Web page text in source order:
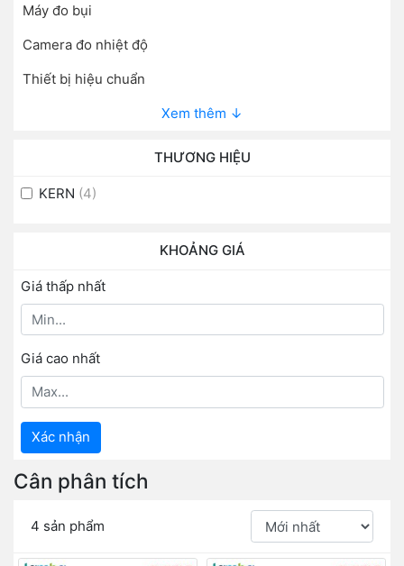
Máy đo bụi
Camera đo nhiệt độ
Thiết bị hiệu chuẩn
Xem thêm ↓
THƯƠNG HIỆU
KERN (4)
KHOẢNG GIÁ
Giá thấp nhất
Giá cao nhất
Xác nhận
Cân phân tích
4 sản phẩm